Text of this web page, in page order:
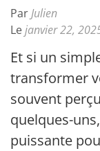
ParJulien
Lejanvier 22,
Et si un
transformer
souvent
quelques-
puissante